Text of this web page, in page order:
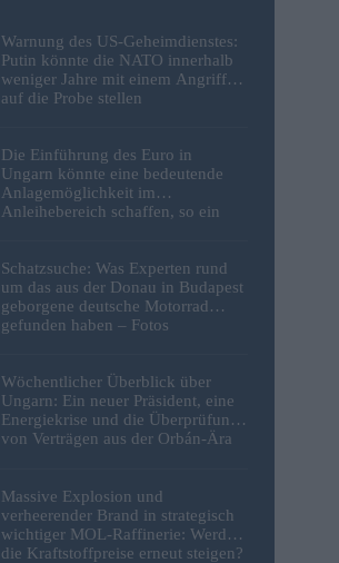
Warnung des US-Geheimdienstes:
Putin könnte die NATO innerhalb
weniger Jahre mit einem Angriff
auf die Probe stellen
Die Einführung des Euro in
Ungarn könnte eine bedeutende
Anlagemöglichkeit im
Anleihebereich schaffen, so ein
Schatzsuche: Was Experten rund
um das aus der Donau in Budapest
geborgene deutsche Motorrad
gefunden haben – Fotos
Wöchentlicher Überblick über
Ungarn: Ein neuer Präsident, eine
Energiekrise und die Überprüfung
von Verträgen aus der Orbán-Ära
Massive Explosion und
verheerender Brand in strategisch
wichtiger MOL-Raffinerie: Werden
die Kraftstoffpreise erneut steigen?